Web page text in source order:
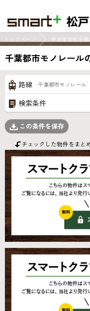
松戸
トップページ 中古住宅を沿線
千葉都市モノレール
路線 千葉都市モノレール
検索条件
この条件を保存
チェックした物件をまと